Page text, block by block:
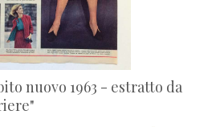
nuovo 1963 - estratto da